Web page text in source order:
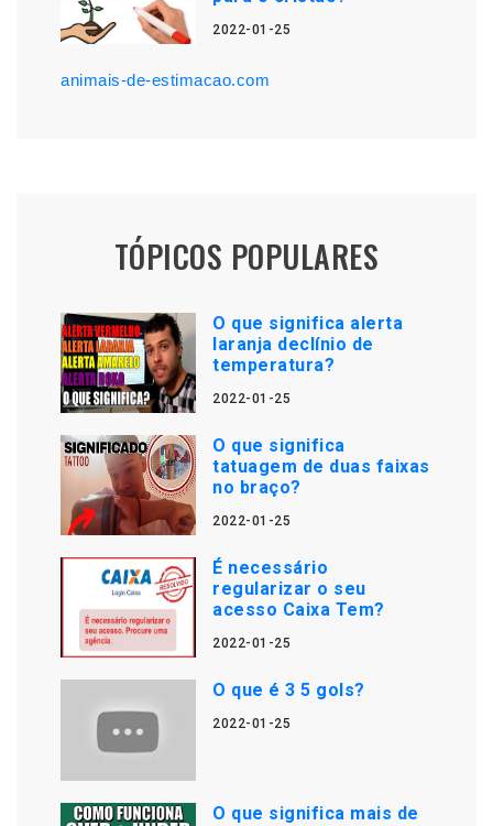
2022-01-25
animais-de-estimacao.com
TÓPICOS POPULARES
O que significa alerta
laranja declínio de
temperatura?
2022-01-25
O que significa
tatuagem de duas faixas
no braço?
2022-01-25
É necessário
regularizar o seu
acesso Caixa Tem?
2022-01-25
O que é 3 5 gols?
2022-01-25
O que significa mais de